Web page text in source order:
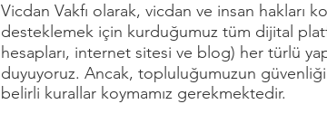
Vicdan Vakfı olarak, vicdan ve insan hakları
desteklemek için kurduğumuz tüm dijital
hesapları, internet sitesi ve blog) her türlü
duyuyoruz. Ancak, topluluğumuzun güvenliği
belirli kurallar koymamız gerekmektedir.